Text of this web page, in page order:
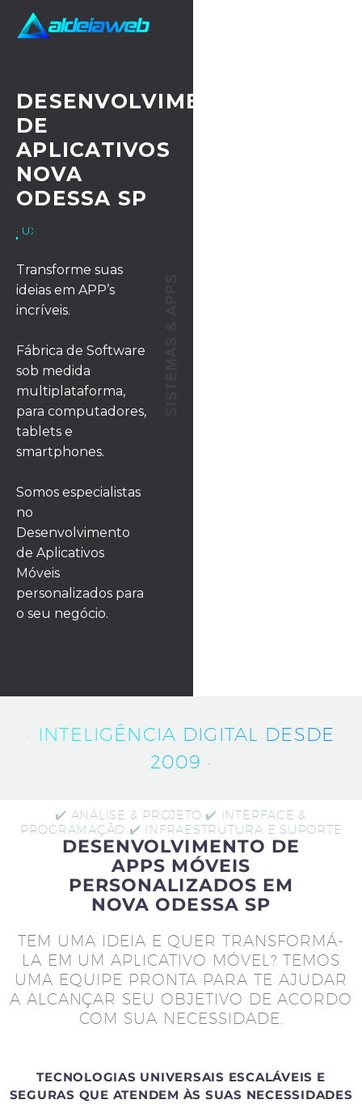
DESENVOLVIMENTO
DE
APLICATIVOS
NOVA
ODESSA SP
· UX/UI DESIGN
Transforme suas
ideias em APP’s
incríveis.
Fábrica de Software
sob medida
multiplataforma,
para computadores,
tablets e
smartphones.
Somos especialistas
no
Desenvolvimento
de Aplicativos
Móveis
personalizados para
o seu negócio.
· INTELIGÊNCIA DIGITAL DESDE
2009 ·
✔️ ANÁLISE & PROJETO ✔️ INTERFACE &
PROGRAMAÇÃO ✔️ INFRAESTRUTURA E SUPORTE
DESENVOLVIMENTO DE
APPS MÓVEIS
PERSONALIZADOS EM
NOVA ODESSA SP
TEM UMA IDEIA E QUER TRANSFORMÁ-
LA EM UM APLICATIVO MÓVEL? TEMOS
UMA EQUIPE PRONTA PARA TE AJUDAR
A ALCANÇAR SEU OBJETIVO DE ACORDO
COM SUA NECESSIDADE.
TECNOLOGIAS UNIVERSAIS ESCALÁVEIS E
SEGURAS QUE ATENDEM ÀS SUAS NECESSIDADES